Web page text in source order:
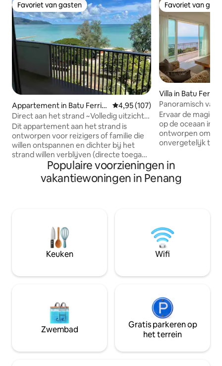
Favoriet van gasten
Favoriet van gasten
Appartement in Batu Ferrin
ghi
Gemiddelde beoordeling van
4,95 (107)
Direct aan het strand ~Volledig uitzicht
op zee~ @ By The Sea B07
Dit appartement aan het strand is
ontworpen voor reizigers of familie die
willen ontspannen en dichter bij het
strand willen verblijven (directe toegang
tot het strand) * * Lees de huisregels of
stuur een vraag voordat je boekt. Max. 6
personen ( inclusief kinderen) * Binnen
veel meer. * 10 min drive to Penang
Escape Theme Park. * 25 minuten rijden
van/naar Georgetown Heritage. * 18
minuten rijden naar Gurney, Strait Quay,
Favoriet van
Favoriet van
Villa in Batu
Panoramisch
Ervaar de magie
op de oceaan in
ontworpen om
onvergetelijk te
panoramisch
een
ontstaat voor
gemaakt om
brengen. Ontdek
speciaal
betrouwbare
Populaire voorzieningen in
vakantiewoningen in Penang
Keuken Wifi
Zwembad
Gratis parkeren op
het terrein